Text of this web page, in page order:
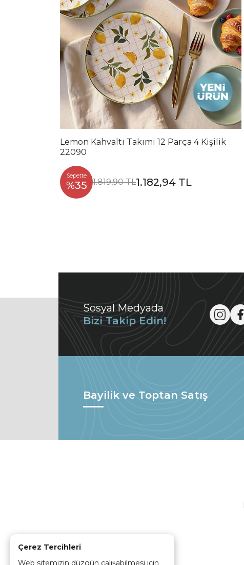
Çerez Tercihleri
Web sitemizin düzgün çalışabilmesi için
Lemon Kahvaltı Takımı 12 Parça 4 Kişilik
22090
Sepette
%35 1.819,90 TL1.182,94 TL
Sosyal Medyada
Bizi Takip Edin!
Bayilik ve Toptan Satış